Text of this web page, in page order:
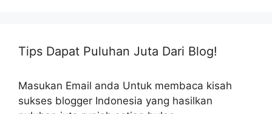
Tips Dapat Puluhan Juta Dari Blog!
Masukan Email anda Untuk membaca kisah
sukses blogger Indonesia yang hasilkan